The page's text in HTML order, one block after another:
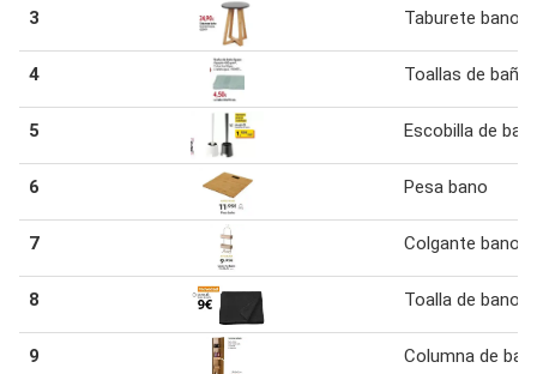
3 Taburete bano
4 Toallas de baño
5 Escobilla de
6 Pesa bano
7 Colgante bano
8 Toalla de bano
9 Columna de